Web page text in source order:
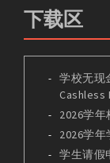
下载区
学校无现
Cashless
2026学
2026学年
学生请假